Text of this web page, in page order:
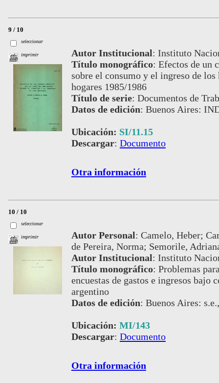
9 / 10
seleccionar
imprimir Autor Institucional: Instituto
Título monográfico: Efectos de un
sobre el consumo y el ingreso de los
hogares 1985/1986
Título de serie: Documentos de
Datos de edición: Buenos Aires:
Ubicación: SI/11.15
Descargar: Documento
Otra información
10 / 10
seleccionar
imprimir Autor Personal: Camelo, Heber;
de Pereira, Norma; Semorile,
Autor Institucional: Instituto
Título monográfico: Problemas
encuestas de gastos e ingresos
argentino
Datos de edición: Buenos Aires:
Ubicación: MI/143
Descargar: Documento
Otra información